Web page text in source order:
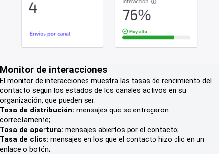
Monitor de interacciones
El monitor de interacciones muestra las tasas de rendimiento del
contacto según los estados de los canales activos en su
organización, que pueden ser:
Tasa de distribución: mensajes que se entregaron
correctamente;
Tasa de apertura: mensajes abiertos por el contacto;
Tasa de clics: mensajes en los que el contacto hizo clic en un
enlace o botón;